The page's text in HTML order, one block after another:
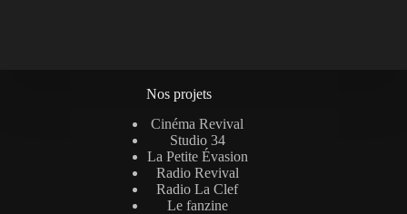
Nos projets
Cinéma Revival
Studio 34
La Petite Évasion
Radio Revival
Radio La Clef
Le fanzine